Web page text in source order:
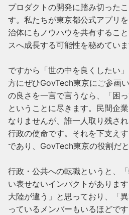
プロダクトの開発に踏み切った
す。私たちが東京都公式アプリ
治体にもノウハウを共有するこ
スへ成長する可能性を秘めていま
ですから「世の中を良くしたい
方にぜひGovTech東京にご参画
の良さを一言で言うなら、「困
ということに尽きます。民間企
なりませんが、誰一人取り残さ
行政の使命です。それを下支え
であり、GovTech東京の役割だと
行政・公共への転職というと、
い表せないインパクトがありま
大陸が違う」と思っており、「
っているメンバーもいるほどで